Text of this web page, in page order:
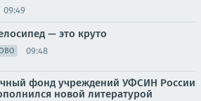
09:49
— это круто
09:48
фонд учреждений УФСИН России
новой литературой